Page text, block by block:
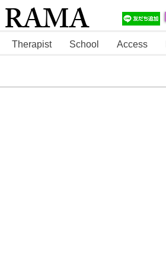
RAMA
Therapist School Access